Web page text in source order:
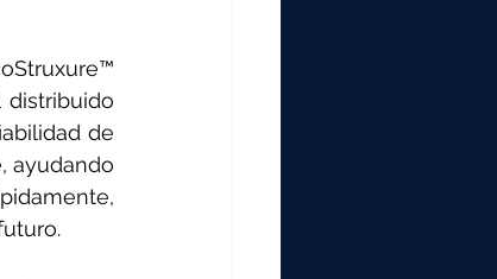
distribuido
de
ayudando